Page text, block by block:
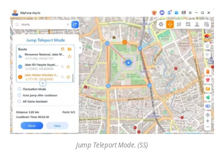
Jump Teleport Mode. (SS)